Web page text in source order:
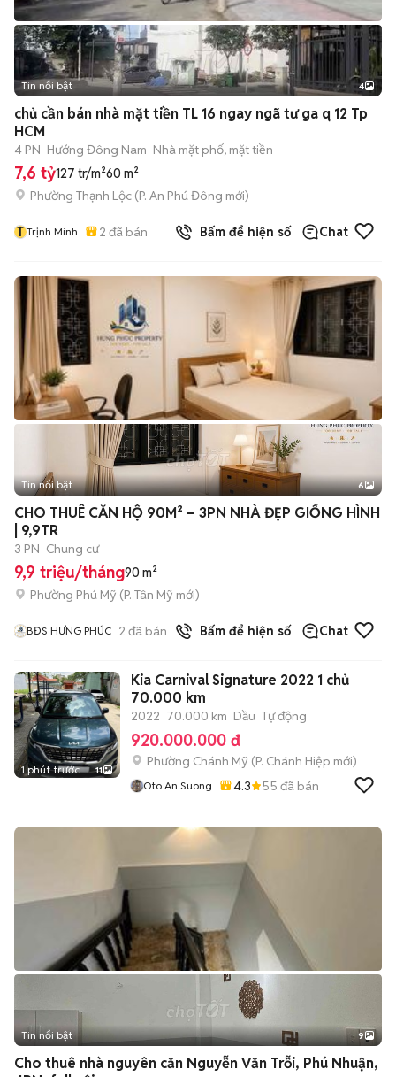
Tin nổi bật 4
chủ cần bán nhà mặt tiền TL 16 ngay ngã tư ga q 12 Tp
HCM
4 PN Hướng Đông Nam Nhà mặt phố, mặt tiền
7,6 tỷ127 tr/m²60 m²
Phường Thạnh Lộc (P. An Phú Đông mới)
T Trịnh Minh 2 đã bán Bấm để hiện số Chat
+2
Tin nổi bật 6
CHO THUÊ CĂN HỘ 90M² – 3PN NHÀ ĐẸP GIỐNG HÌNH
| 9,9TR
3 PN Chung cư
9,9 triệu/tháng90 m²
Phường Phú Mỹ (P. Tân Mỹ mới)
BĐS HƯNG PHÚC 2 đã bán Bấm để hiện số Chat
1 phút trước 11
Kia Carnival Signature 2022 1 chủ
70.000 km
2022 70.000 km Dầu Tự động
920.000.000 đ
Phường Chánh Mỹ (P. Chánh Hiệp mới)
Oto An Suong 4.3 55 đã bán
+2
Tin nổi bật 9
Cho thuê nhà nguyên căn Nguyễn Văn Trỗi, Phú Nhuận,